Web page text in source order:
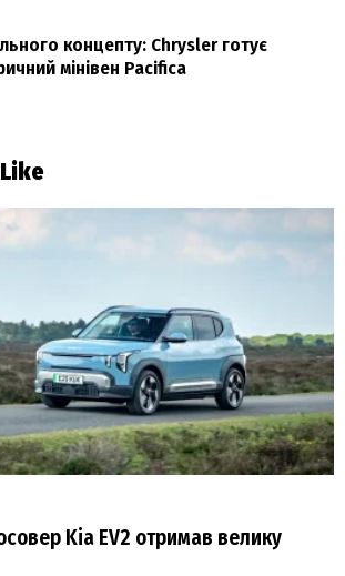
концепту: Chrysler готує
мінівен Pacifica
Kia EV2 отримав велику